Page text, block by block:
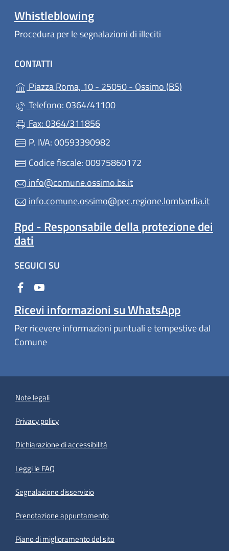
Whistleblowing
Procedura per le segnalazioni di illeciti
CONTATTI
Piazza Roma, 10 - 25050 - Ossimo (BS)
Telefono: 0364/41100
Fax: 0364/311856
P. IVA: 00593390982
Codice fiscale: 00975860172
info@comune.ossimo.bs.it
info.comune.ossimo@pec.regione.lombardia.it
Rpd - Responsabile della protezione dei
dati
SEGUICI SU
Ricevi informazioni su WhatsApp
Per ricevere informazioni puntuali e tempestive dal
Comune
Note legali
Privacy policy
Dichiarazione di accessibilità
Leggi le FAQ
Segnalazione disservizio
Prenotazione appuntamento
Piano di miglioramento del sito